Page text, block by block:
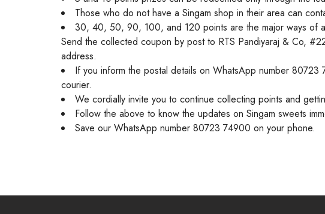
Those who do not have a Singam shop in their area can
30, 40, 50, 90, 100, and 120 points are the major ways of
Send the collected coupon by post to RTS Pandiyaraj & Co,
address.
If you inform the postal details on WhatsApp number
courier.
We cordially invite you to continue collecting points and
Follow the above to know the updates on Singam sweets
Save our WhatsApp number 80723 74900 on your phone.